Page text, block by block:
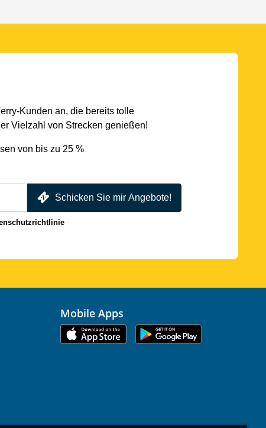
Kunden an, die bereits tolle
Vielzahl von Strecken genießen!
von bis zu 25 %
Schicken Sie mir Angebote!
Mobile Apps